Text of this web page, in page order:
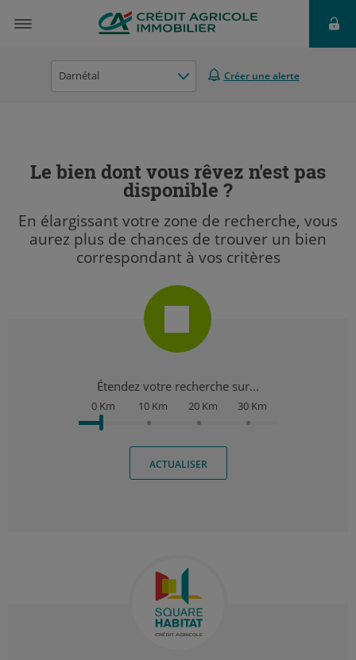
Darnétal Créer une alerte
Le bien dont vous rêvez n'est pas
disponible ?
En élargissant votre zone de recherche, vous
aurez plus de chances de trouver un bien
correspondant à vos critères
Étendez votre recherche sur...
0 Km 10 Km 20 Km 30 Km
ACTUALISER